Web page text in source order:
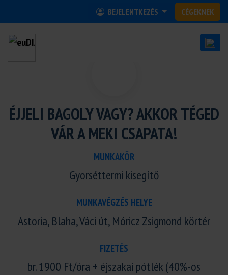
BEJELENTKEZÉS CÉGEKNEK
ÉJJELI BAGOLY VAGY? AKKOR TÉGED
VÁR A MEKI CSAPATA!
MUNKAKÖR
Gyorséttermi kisegítő
MUNKAVÉGZÉS HELYE
Astoria, Blaha, Váci út, Móricz Zsigmond körtér
FIZETÉS
br. 1900 Ft/óra + éjszakai pótlék (40%-os